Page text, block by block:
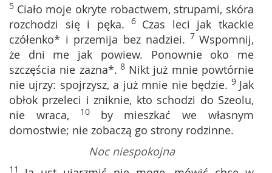
5 Ciało moje okryte robactwem, strupami, skóra
rozchodzi się i pęka. 6 Czas leci jak tkackie
czółenko* i przemija bez nadziei. 7 Wspomnij,
że dni me jak powiew. Ponownie oko me
szczęścia nie zazna*. 8 Nikt już mnie powtórnie
nie ujrzy: spojrzysz, a już mnie nie będzie. 9 Jak
obłok przeleci i zniknie, kto schodzi do Szeolu,
nie wraca, 10 by mieszkać we własnym
domostwie; nie zobaczą go strony rodzinne.
Noc niespokojna
11